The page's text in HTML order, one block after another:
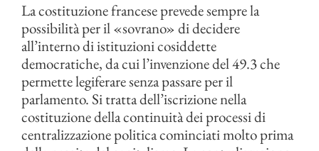
La costituzione francese prevede sempre la
possibilità per il «sovrano» di decidere
all’interno di istituzioni cosiddette
democratiche, da cui l’invenzione del 49.3 che
permette legiferare senza passare per il
parlamento. Si tratta dell’iscrizione nella
costituzione della continuità dei processi di
centralizzazione politica cominciati molto prima